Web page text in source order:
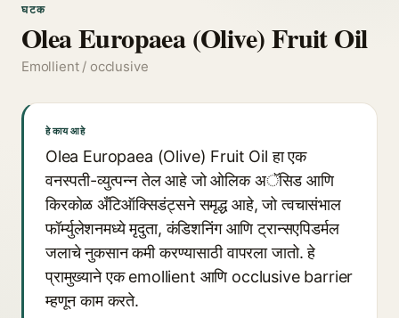
घटक
Olea Europaea (Olive) Fruit Oil
Emollient / occlusive
हे काय आहे
Olea Europaea (Olive) Fruit Oil हा एक
वनस्पती-व्युत्पन्न तेल आहे जो ओलिक अॅसिड आणि
किरकोळ अँटिऑक्सिडंट्सने समृद्ध आहे, जो त्वचासंभाल
फॉर्म्युलेशनमध्ये मृदुता, कंडिशनिंग आणि ट्रान्सएपिडर्मल
जलाचे नुकसान कमी करण्यासाठी वापरला जातो. हे
प्रामुख्याने एक emollient आणि occlusive barrier
म्हणून काम करते.